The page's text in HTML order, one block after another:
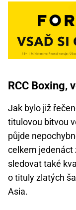
RCC Boxing,
Jak bylo již
titulovou bitvou
půjde
celkem jedenáct
sledovat také
o tituly zlatých
Asia.